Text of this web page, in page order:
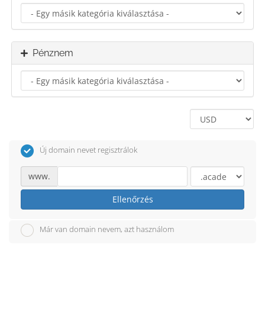
Pénznem
Új domain nevet regisztrálok
www.
Ellenőrzés
Már van domain nevem, azt használom